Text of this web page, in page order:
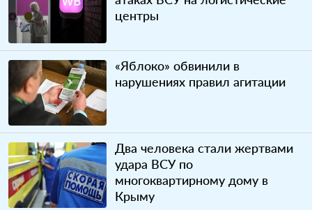
центры
«Яблоко» обвинили в
нарушениях правил агитации
Два человека стали жертвами
удара ВСУ по
многоквартирному дому в
Крыму